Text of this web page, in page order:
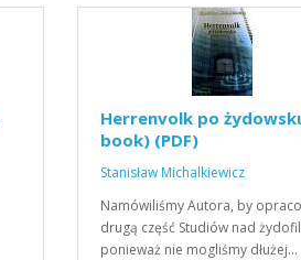
Herrenvolk po
book) (PDF)
Stanisław Michalkiewicz
Namówiliśmy Autora, by
drugą część Studiów nad
ponieważ nie mogliśmy dłużej…